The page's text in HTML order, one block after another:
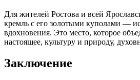
Для жителей Ростова и всей
кремль с его золотыми куполами —
вдохновения. Это место, которое
настоящее, культуру и природу,
Заключение